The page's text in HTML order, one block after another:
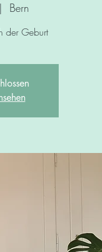
Bern
der Geburt